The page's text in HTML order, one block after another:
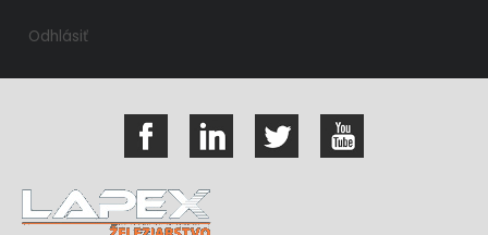
Odhlásiť